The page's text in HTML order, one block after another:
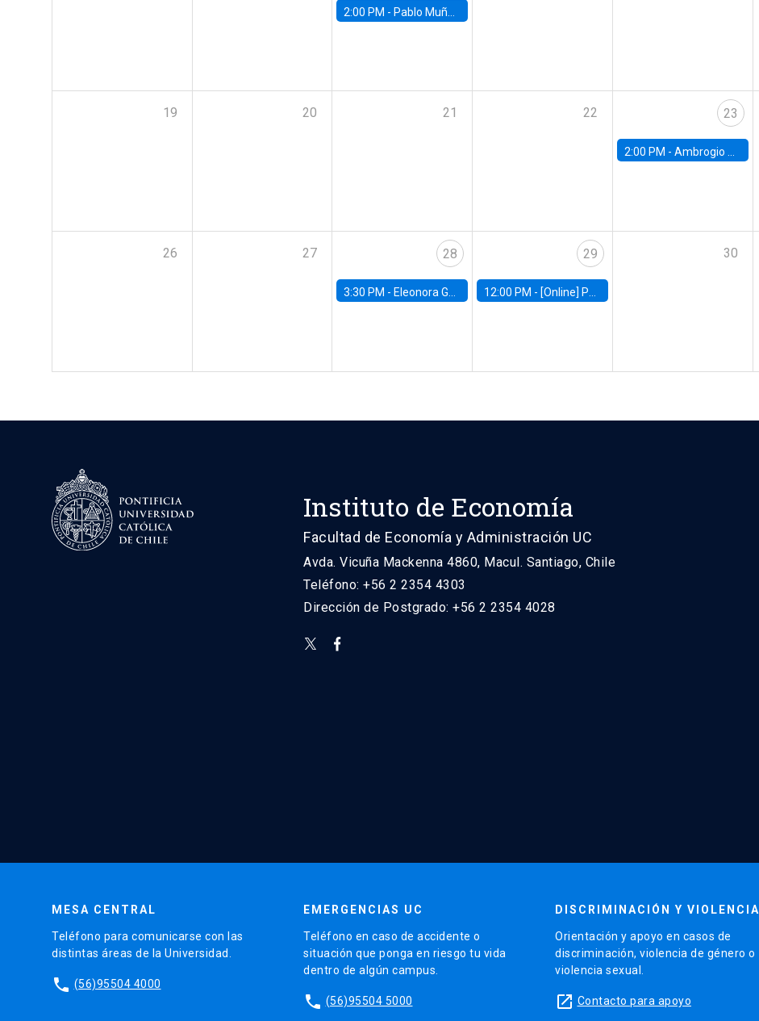
2:00 PM - Pablo Muñoz, Universidad de Chile
19 20 21 22 23
2:00 PM - Ambrogio Cesa-Bianchi, Bank of England
26 27 28
3:30 PM - Eleonora Guarnieri, Exeter University
29
12:00 PM - [Online] Pablo Slutzky, University of Maryland
30
Instituto de Economía
Facultad de Economía y Administración UC
Avda. Vicuña Mackenna 4860, Macul. Santiago, Chile
Teléfono: +56 2 2354 4303
Dirección de Postgrado: +56 2 2354 4028
MESA CENTRAL
Teléfono para comunicarse con las
distintas áreas de la Universidad.
phone (56)95504 4000
EMERGENCIAS UC
Teléfono en caso de accidente o
situación que ponga en riesgo tu vida
dentro de algún campus.
phone (56)95504 5000
DISCRIMINACIÓN Y VIOLENCIA
Orientación y apoyo en casos de
discriminación, violencia de género o
violencia sexual.
launch Contacto para apoyo